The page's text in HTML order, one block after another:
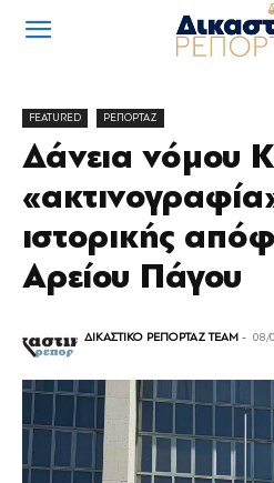
FEATURED ΡΕΠΟΡΤΑΖ
Δάνεια νόμου
ιστορικής
Αρείου Πάγου
ΔΙΚΑΣΤΙΚΟ ΡΕΠΟΡΤΑΖ TEAM - 08/